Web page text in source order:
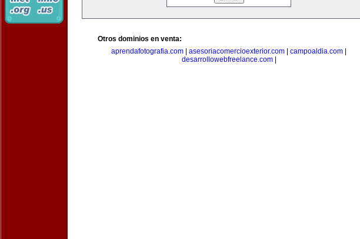
Otros dominios en venta:
aprendafotografia.com
asesoriacomercioexterior.com campoaldia.com
desarrollowebfreelance.com|